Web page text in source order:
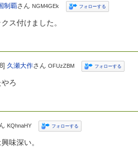
制覇さん NGM4GEk フォローする
ス付けました。
久瀬大作さん OFUzZBM フォローする
ろ
KQhnaHY フォローする
味深い。